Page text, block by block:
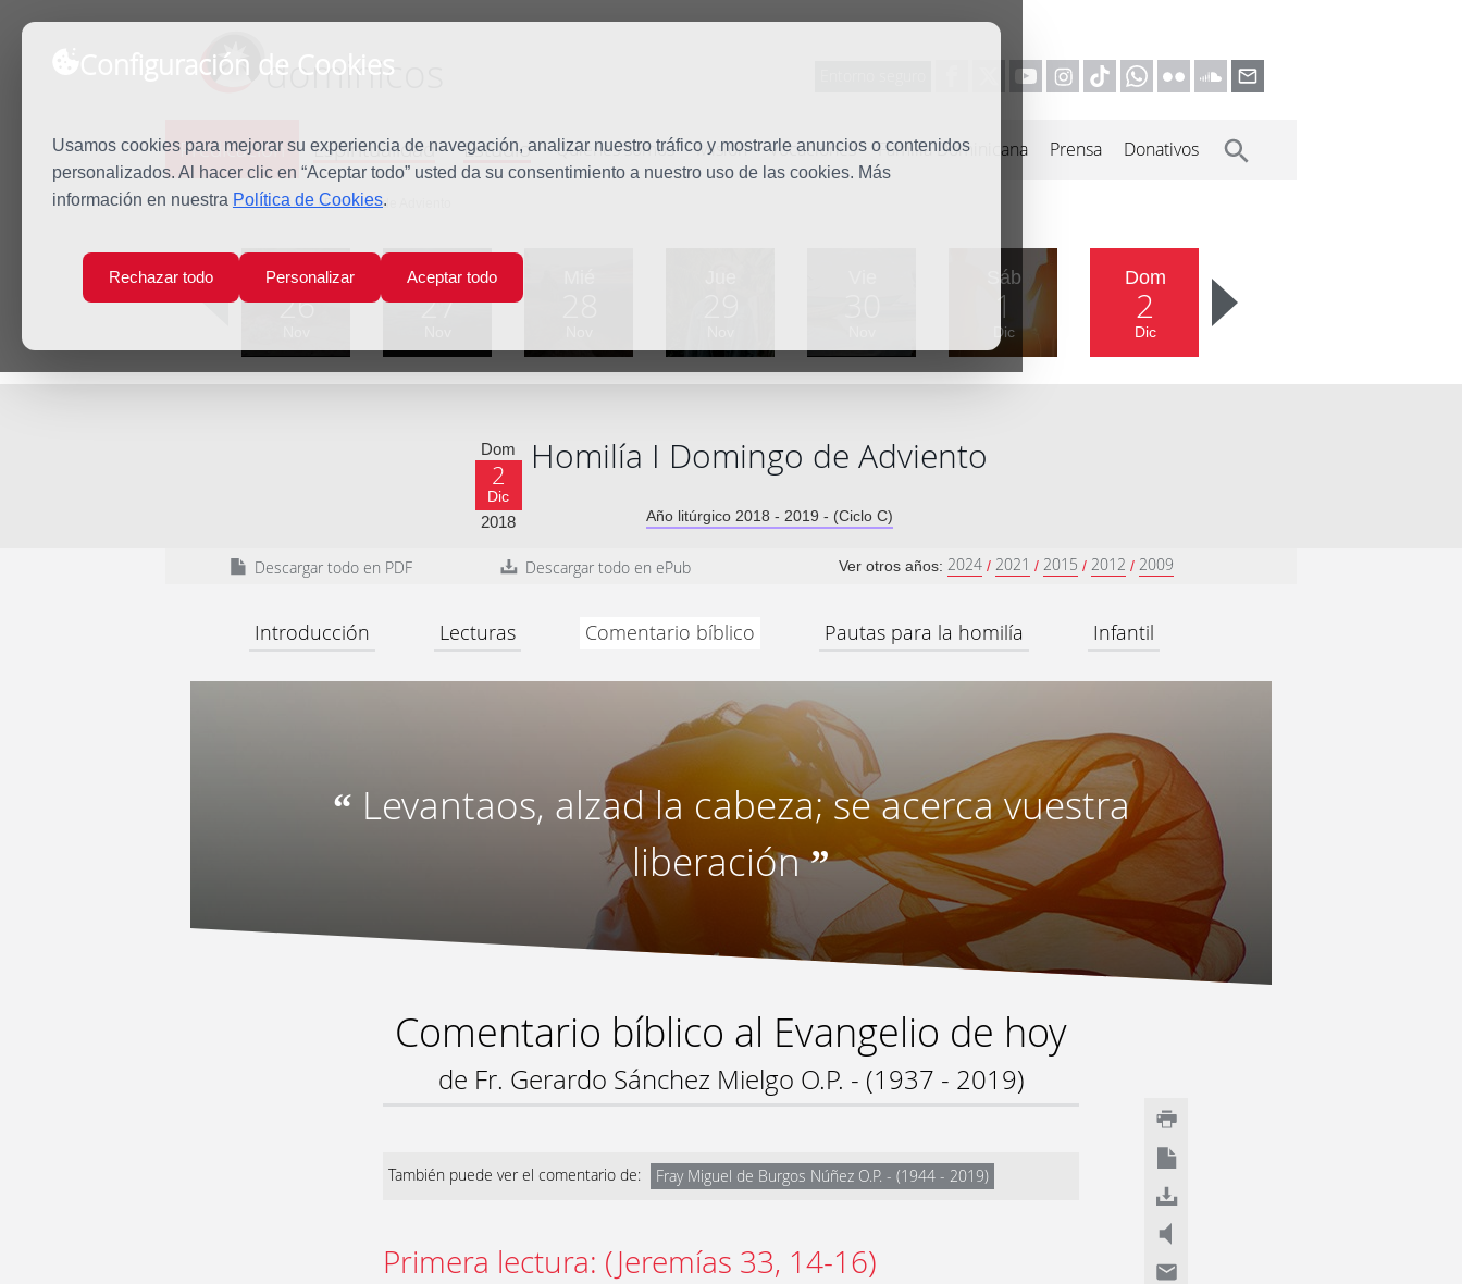
Configuración de Cookies
Usamos cookies para mejorar su experiencia de navegación, analizar nuestro tráfico y mostrarle anuncios o contenidos
personalizados. Al hacer clic en “Aceptar todo” usted da su consentimiento a nuestro uso de las cookies. Más
información en nuestra Política de Cookies.
Rechazar todo Personalizar Aceptar todo
dominicos
Predicación Espiritualidad Estudio Quiénes somos Misión Vocaciones Familia Dominicana Prensa Donativos
Inicio Predicación I Domingo de Adviento
Lun
26
Mar
27
Sáb
1
Dic
Dom
2
Dic
Dom
2
Dic
2018
Homilía I Domingo de Adviento
Año litúrgico 2018 - 2019 - (Ciclo C)
Descargar todo en PDF Descargar todo en ePub Ver otros años: 2024 / 2021 / 2015 / 2012 / 2009
Introducción Lecturas Comentario bíblico Pautas para la homilía Infantil
“ Levantaos, alzad la cabeza; se acerca vuestra
liberación”
Comentario bíblico al Evangelio de hoy
de Fr. Gerardo Sánchez Mielgo O.P. - (1937 - 2019)
También puede ver el comentario de: Fray Miguel de Burgos Núñez O.P. - (1944 - 2019)
Primera lectura: (Jeremías 33, 14-16)